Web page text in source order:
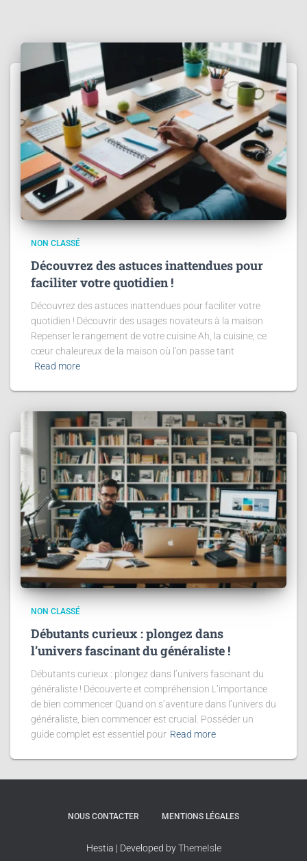
NON CLASSÉ
Découvrez des astuces inattendues pour
faciliter votre quotidien !
Découvrez des astuces inattendues pour faciliter votre
quotidien ! Découvrir des usages novateurs à la maison
Repenser le rangement de votre cuisine Ah, la cuisine, ce
cœur chaleureux de la maison où l’on passe tant
Read more
NON CLASSÉ
Débutants curieux : plongez dans
l’univers fascinant du généraliste !
Débutants curieux : plongez dans l’univers fascinant du
généraliste ! Découverte et compréhension L’importance
de bien commencer Quand on s’aventure dans l’univers du
généraliste, bien commencer est crucial. Posséder un
guide complet est essentiel pour Read more
NOUS CONTACTER MENTIONS LÉGALES
Hestia | Developed byThemeIsle